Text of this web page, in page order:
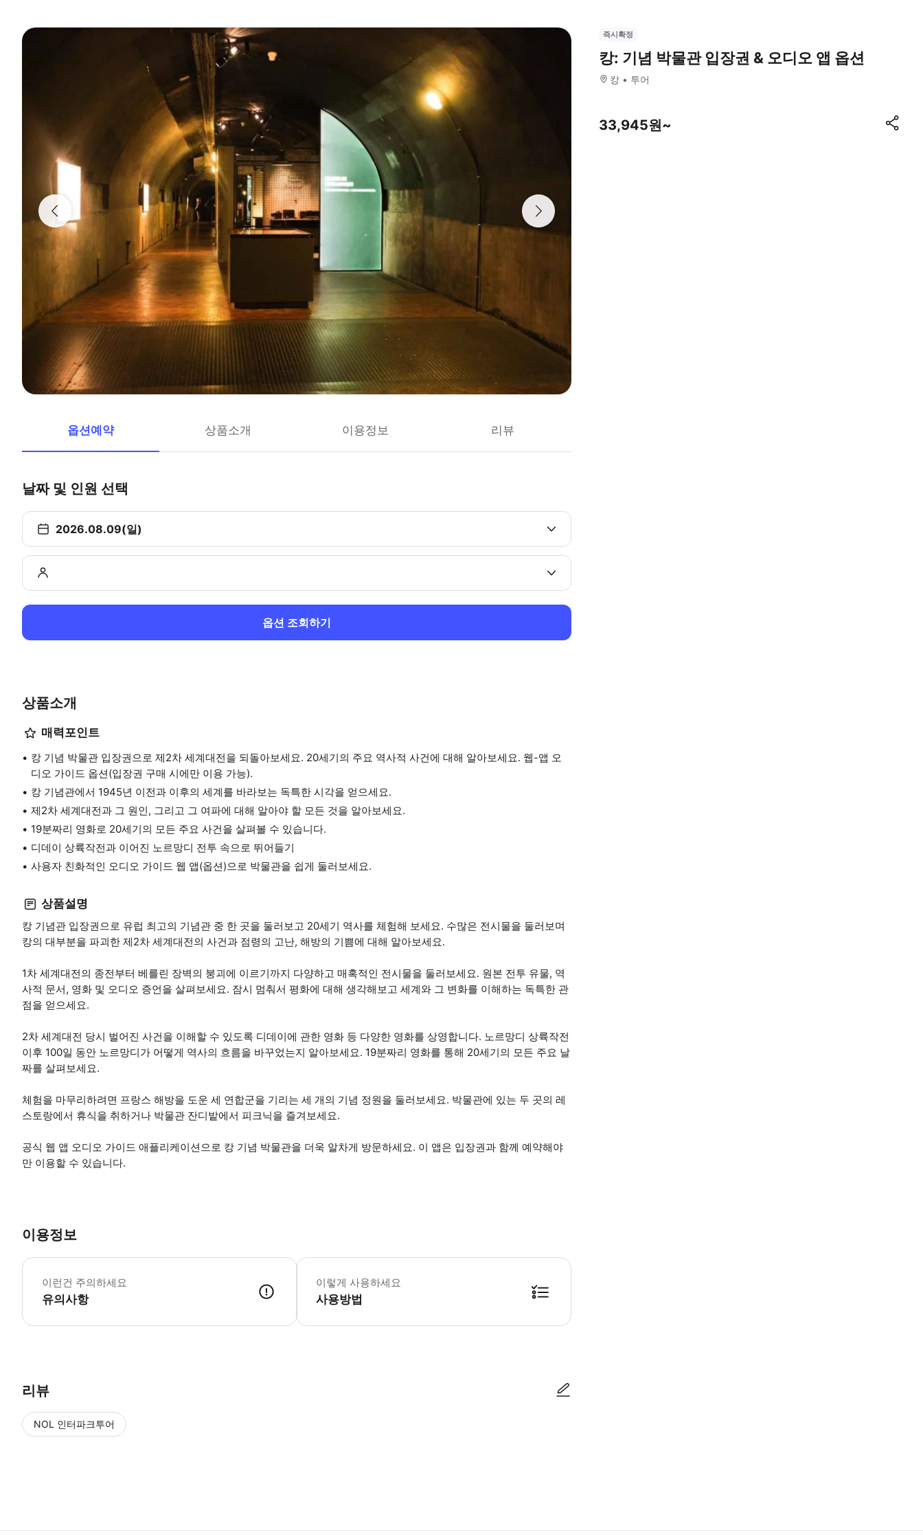
옵션예약 상품소개 이용정보 리뷰
날짜 및 인원 선택
2026.08.09(일)
옵션 조회하기
상품소개
매력포인트
캉 기념 박물관 입장권으로 제2차 세계대전을 되돌아보세요. 20세기의 주요 역사적 사건에 대해 알아보세요. 웹-앱 오
디오 가이드 옵션(입장권 구매 시에만 이용 가능).
캉 기념관에서 1945년 이전과 이후의 세계를 바라보는 독특한 시각을 얻으세요.
제2차 세계대전과 그 원인, 그리고 그 여파에 대해 알아야 할 모든 것을 알아보세요.
19분짜리 영화로 20세기의 모든 주요 사건을 살펴볼 수 있습니다.
디데이 상륙작전과 이어진 노르망디 전투 속으로 뛰어들기
사용자 친화적인 오디오 가이드 웹 앱(옵션)으로 박물관을 쉽게 둘러보세요.
상품설명
캉 기념관 입장권으로 유럽 최고의 기념관 중 한 곳을 둘러보고 20세기 역사를 체험해 보세요. 수많은 전시물을 둘러보며
캉의 대부분을 파괴한 제2차 세계대전의 사건과 점령의 고난, 해방의 기쁨에 대해 알아보세요.
1차 세계대전의 종전부터 베를린 장벽의 붕괴에 이르기까지 다양하고 매혹적인 전시물을 둘러보세요. 원본 전투 유물, 역
사적 문서, 영화 및 오디오 증언을 살펴보세요. 잠시 멈춰서 평화에 대해 생각해보고 세계와 그 변화를 이해하는 독특한 관
점을 얻으세요.
2차 세계대전 당시 벌어진 사건을 이해할 수 있도록 디데이에 관한 영화 등 다양한 영화를 상영합니다. 노르망디 상륙작전
이후 100일 동안 노르망디가 어떻게 역사의 흐름을 바꾸었는지 알아보세요. 19분짜리 영화를 통해 20세기의 모든 주요 날
짜를 살펴보세요.
체험을 마무리하려면 프랑스 해방을 도운 세 연합군을 기리는 세 개의 기념 정원을 둘러보세요. 박물관에 있는 두 곳의 레
스토랑에서 휴식을 취하거나 박물관 잔디밭에서 피크닉을 즐겨보세요.
공식 웹 앱 오디오 가이드 애플리케이션으로 캉 기념 박물관을 더욱 알차게 방문하세요. 이 앱은 입장권과 함께 예약해야
만 이용할 수 있습니다.
이용정보
이런건 주의하세요
유의사항
웹 앱 오디오 가이드는 단독으로 구매할 수 없습니다. 입장권과 함께 구매해야 합니다. 오디오 가이드와 함께 박물관을 방문하시려면 입장권과 오디오 가
이렇게 사용하세요
사용방법
리뷰
NOL 인터파크투어
즉시확정
캉: 기념 박물관 입장권 & 오디오 앱 옵션
캉 투어
33,945원~